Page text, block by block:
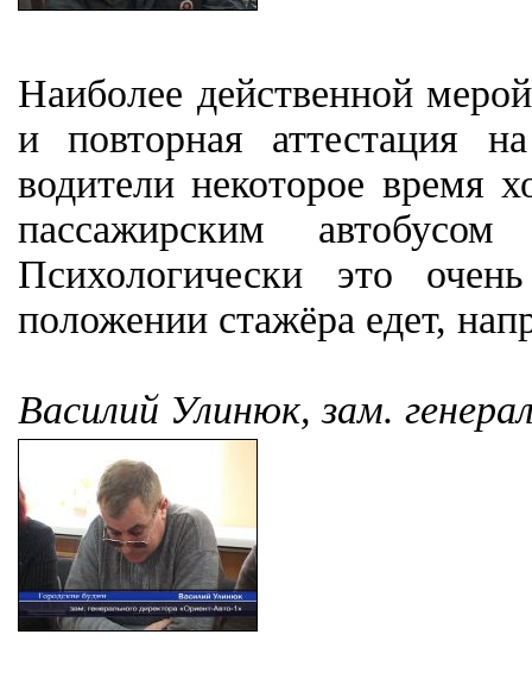
Наиболее действенной
и повторная аттестация
водители некоторое время
пассажирским
Психологически это
положении стажёра едет,
Василий Улинюк, зам.